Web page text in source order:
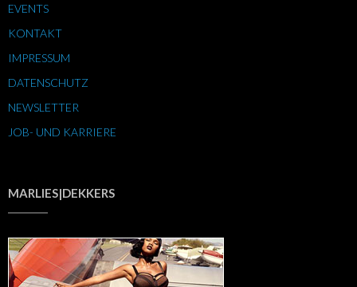
EVENTS
KONTAKT
IMPRESSUM
DATENSCHUTZ
NEWSLETTER
JOB- UND KARRIERE
MARLIES|DEKKERS